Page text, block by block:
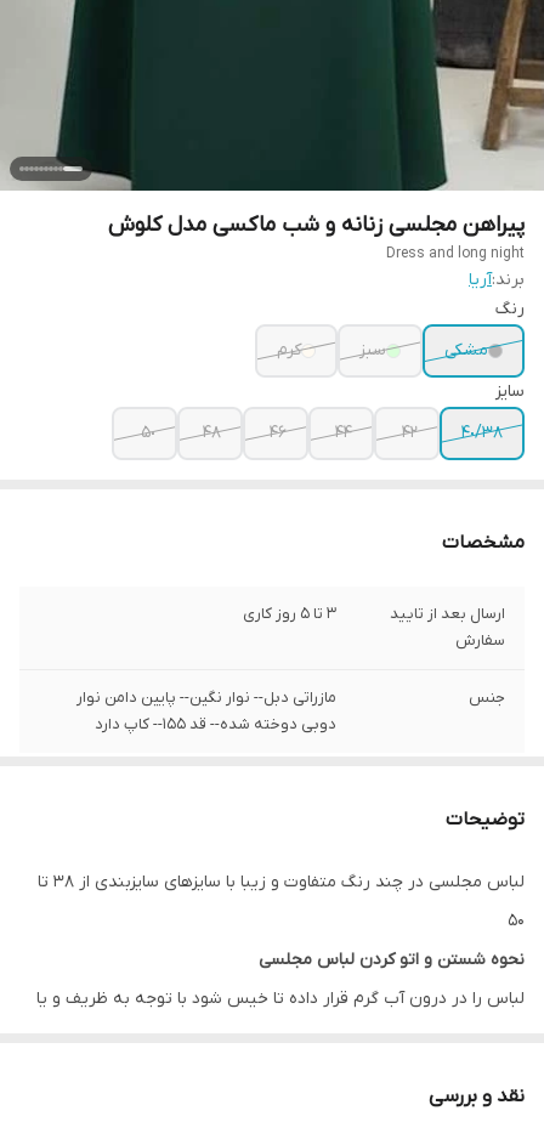
پیراهن مجلسی زنانه و شب ماکسی مدل کلوش
Dress and long night
برند:آریا
رنگ
مشکی
سبز
کرم
سایز
٣٨/۴٠
۴٢ ۴۴ ۴۶ ۴٨ ۵٠
مشخصات
ارسال بعد از تایید
سفارش
3 تا 5 روز کاری
جنس
مازراتی دبل-- نوار نگین-- پایین دامن نوار
دوبی دوخته شده-- قد ١۵۵-- کاپ دارد
توضیحات
لباس مجلسی در چند رنگ متفاوت و زیبا با سایزهای سایزبندی از 38 تا
50
نحوه شستن و اتو کردن لباس مجلسی
لباس را در درون آب گرم قرار داده تا خیس شود با توجه به ظریف و یا
وارد نشود چراکه دارای بافتی حساس است پس بهتر است در هوای آزاد
نقد و بررسی